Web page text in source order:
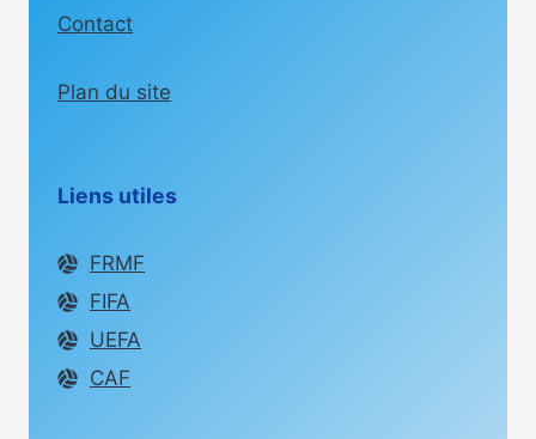
Contact
Plan du site
Liens utiles
FRMF
FIFA
UEFA
CAF